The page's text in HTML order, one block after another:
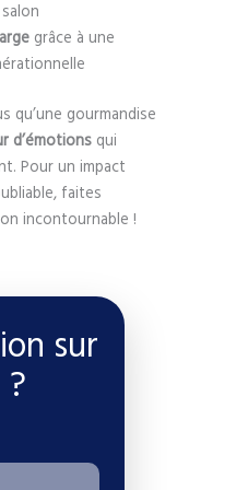
grâce à une
qu’une gourmandise
d’émotions qui
Pour un impact
faites
incontournable !
sur